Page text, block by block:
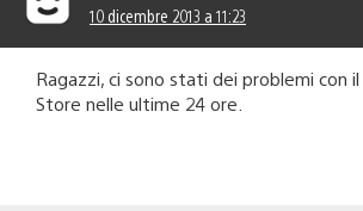
10 dicembre 2013 a 11:23
Ragazzi, ci sono stati dei problemi con il
Store nelle ultime 24 ore.